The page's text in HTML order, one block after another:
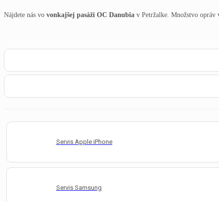
Nájdete nás vo vonkajšej pasáži OC Danubia v Petržalke. Množstvo opráv
Servis Apple iPhone
Servis Samsung